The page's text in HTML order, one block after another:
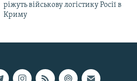
ріжуть військову логістику Росії в
Криму